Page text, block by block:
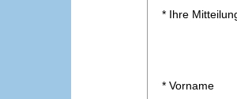
* Ihre
* Vorname